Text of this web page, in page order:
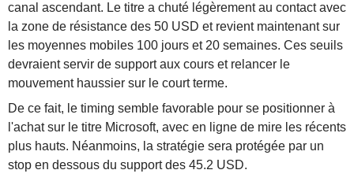
canal ascendant. Le titre a chuté légèrement au contact avec
la zone de résistance des 50 USD et revient maintenant sur
les moyennes mobiles 100 jours et 20 semaines. Ces seuils
devraient servir de support aux cours et relancer le
mouvement haussier sur le court terme.
De ce fait, le timing semble favorable pour se positionner à
l'achat sur le titre Microsoft, avec en ligne de mire les récents
plus hauts. Néanmoins, la stratégie sera protégée par un
stop en dessous du support des 45.2 USD.